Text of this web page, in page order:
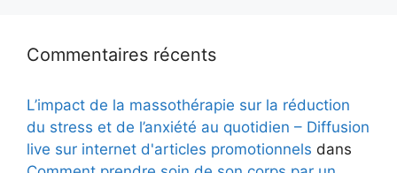
Commentaires récents
L’impact de la massothérapie sur la réduction
du stress et de l’anxiété au quotidien – Diffusion
live sur internet d'articles promotionnels dans